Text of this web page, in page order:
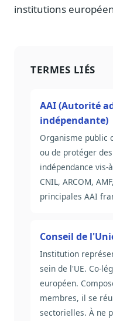
institutions
TERMES LIÉS
AAI (Autorité
indépendante)
Organisme public
ou de protéger
indépendance vis-
CNIL, ARCOM,
principales AAI
Conseil de
Institution
sein de l'UE. Co-
européen.
membres, il se
sectorielles. À ne